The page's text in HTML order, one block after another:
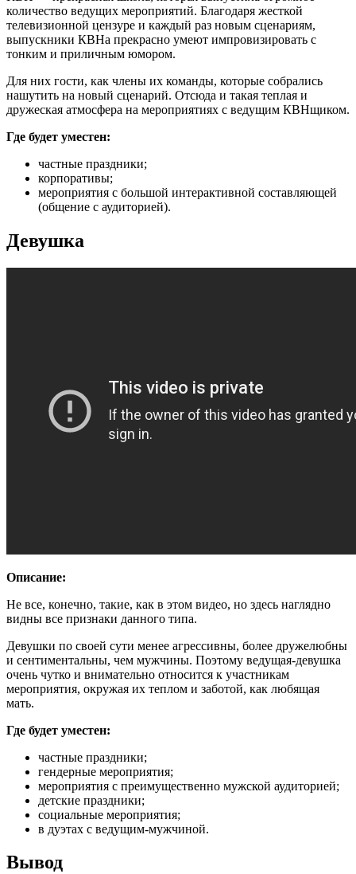
количество ведущих мероприятий. Благодаря жесткой
телевизионной цензуре и каждый раз новым сценариям,
выпускники КВНа прекрасно умеют импровизировать с
тонким и приличным юмором.
Для них гости, как члены их команды, которые собрались
нашутить на новый сценарий. Отсюда и такая теплая и
дружеская атмосфера на мероприятиях с ведущим КВНщиком.
Где будет уместен:
частные праздники;
корпоративы;
мероприятия с большой интерактивной составляющей
(общение с аудиторией).
Девушка
Описание:
Не все, конечно, такие, как в этом видео, но здесь наглядно
видны все признаки данного типа.
Девушки по своей сути менее агрессивны, более дружелюбны
и сентиментальны, чем мужчины. Поэтому ведущая-девушка
очень чутко и внимательно относится к участникам
мероприятия, окружая их теплом и заботой, как любящая
мать.
Где будет уместен:
частные праздники;
гендерные мероприятия;
мероприятия с преимущественно мужской аудиторией;
детские праздники;
социальные мероприятия;
в дуэтах с ведущим-мужчиной.
Вывод